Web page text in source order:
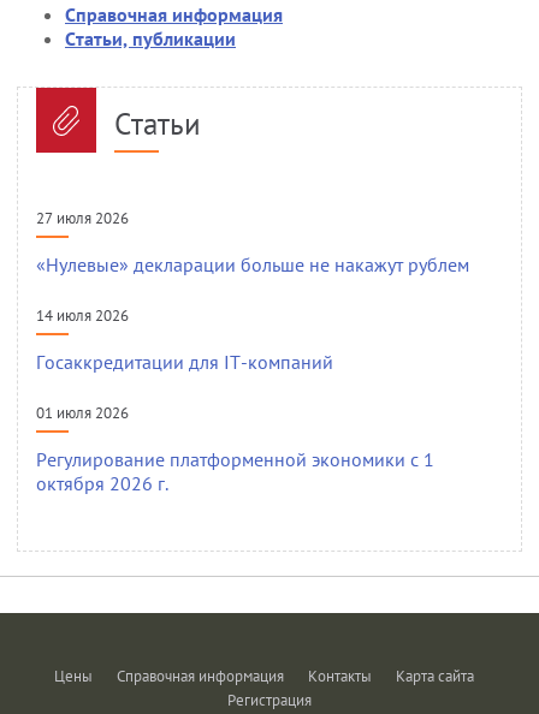
Справочная информация
Статьи, публикации
Статьи
27 июля 2026
«Нулевые» декларации больше не накажут рублем
14 июля 2026
Госаккредитации для IT-компаний
01 июля 2026
Регулирование платформенной экономики с 1
октября 2026 г.
Цены Справочная информация Контакты
Карта сайта
Регистрация